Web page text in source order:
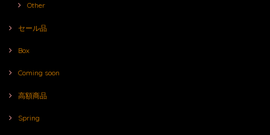
Other
セール品
Box
Coming soon
高額商品
Spring